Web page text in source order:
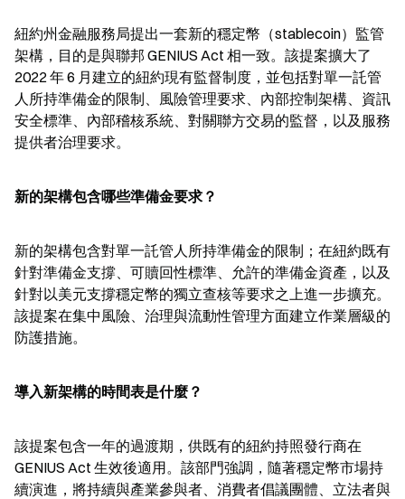
紐約州金融服務局提出一套新的穩定幣（stablecoin）監管
架構，目的是與聯邦 GENIUS Act 相一致。該提案擴大了
2022 年 6 月建立的紐約現有監督制度，並包括對單一託管
人所持準備金的限制、風險管理要求、內部控制架構、資訊
安全標準、內部稽核系統、對關聯方交易的監督，以及服務
提供者治理要求。
新的架構包含哪些準備金要求？
新的架構包含對單一託管人所持準備金的限制；在紐約既有
針對準備金支撐、可贖回性標準、允許的準備金資產，以及
針對以美元支撐穩定幣的獨立查核等要求之上進一步擴充。
該提案在集中風險、治理與流動性管理方面建立作業層級的
防護措施。
導入新架構的時間表是什麼？
該提案包含一年的過渡期，供既有的紐約持照發行商在
GENIUS Act 生效後適用。該部門強調，隨著穩定幣市場持
續演進，將持續與產業參與者、消費者倡議團體、立法者與